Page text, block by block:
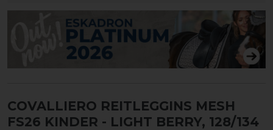
COVALLIERO REITLEGGINS MESH
FS26 KINDER - LIGHT BERRY, 128/134